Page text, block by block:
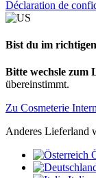
Déclaration de
Bist du im
Bitte wechsle zum
übereinstimmt.
Zu Cosmeterie
Anderes Lieferland